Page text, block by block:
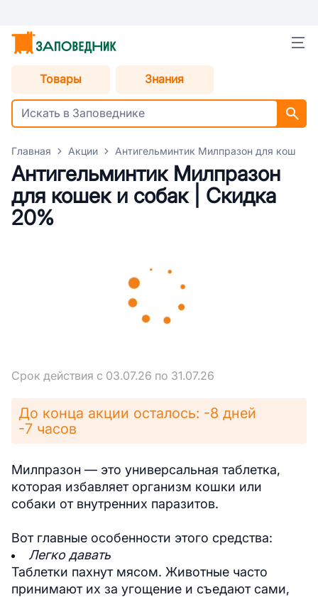
Товары Знания
Главная Акции Антигельминтик Милпразон для кошек
Антигельминтик Милпразон
для кошек и собак | Скидка
20%
Срок действия с 03.07.26 по 31.07.26
До конца акции осталось: -8 дней
-7 часов
Милпразон — это универсальная таблетка,
которая избавляет организм кошки или
собаки от внутренних паразитов.
Вот главные особенности этого средства:
Легко давать
Таблетки пахнут мясом. Животные часто
принимают их за угощение и съедают сами,